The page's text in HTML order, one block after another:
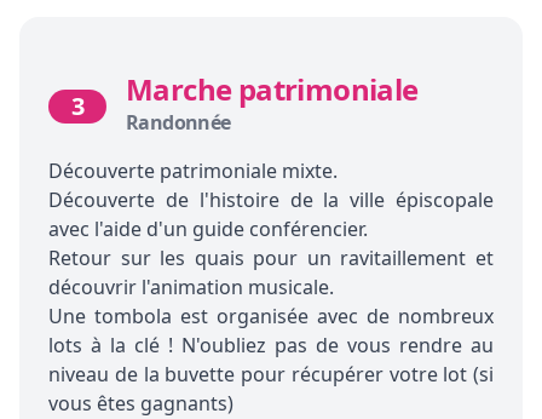
3 Marche patrimoniale
Randonnée
Découverte patrimoniale mixte.
Découverte de l'histoire de la ville épiscopale
avec l'aide d'un guide conférencier.
Retour sur les quais pour un ravitaillement et
découvrir l'animation musicale.
Une tombola est organisée avec de nombreux
lots à la clé ! N'oubliez pas de vous rendre au
niveau de la buvette pour récupérer votre lot (si
vous êtes gagnants)